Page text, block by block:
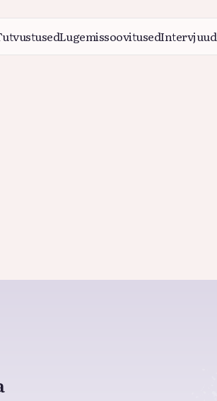
LugemissoovitusedIntervjuud
LugemissoovitusedIntervjuud